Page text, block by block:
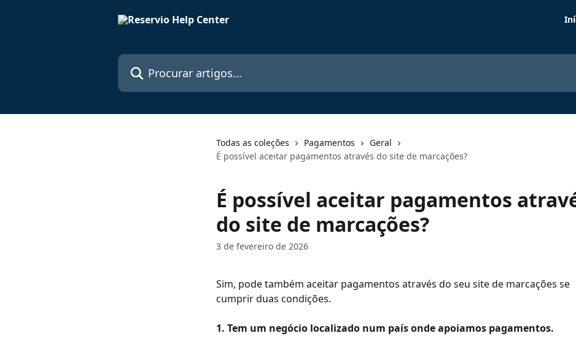
Procurar artigos...
Todas as coleções Pagamentos
Geral
É possível aceitar pagamentos através do site de marcações?
É possível aceitar pagamentos
do site de marcações?
3 de fevereiro de 2026
Sim, pode também aceitar pagamentos através do seu site de marcações se
cumprir duas condições.
1. Tem um negócio localizado num país onde apoiamos pagamentos.